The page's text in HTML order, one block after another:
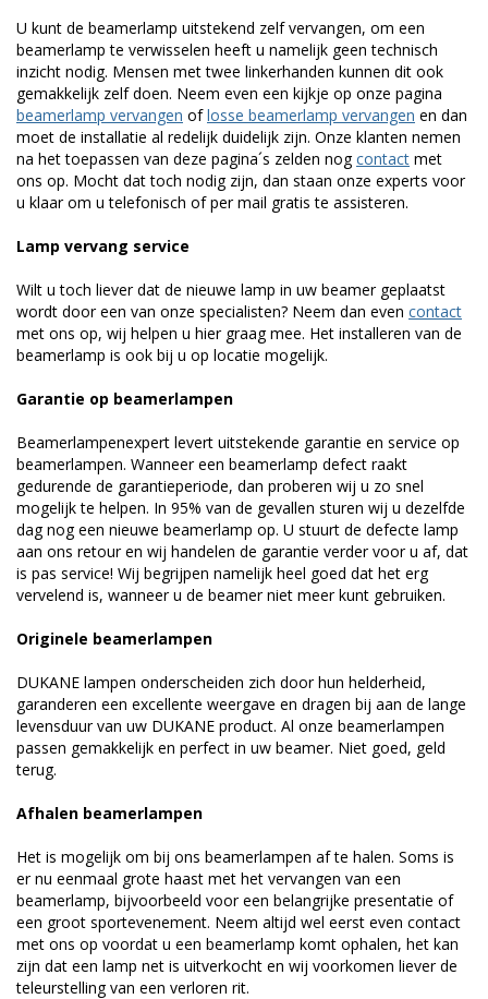
U kunt de beamerlamp uitstekend zelf vervangen, om een
beamerlamp te verwisselen heeft u namelijk geen technisch
inzicht nodig. Mensen met twee linkerhanden kunnen dit ook
gemakkelijk zelf doen. Neem even een kijkje op onze pagina
beamerlamp vervangen oflosse beamerlamp vervangen en dan
moet de installatie al redelijk duidelijk zijn. Onze klanten nemen
na het toepassen van deze pagina´s zelden nogcontact met
ons op. Mocht dat toch nodig zijn, dan staan onze experts voor
u klaar om u telefonisch of per mail gratis te assisteren.
Lamp vervang service
Wilt u toch liever dat de nieuwe lamp in uw beamer geplaatst
wordt door een van onze specialisten? Neem dan even contact
met ons op, wij helpen u hier graag mee. Het installeren van de
beamerlamp is ook bij u op locatie mogelijk.
Garantie op beamerlampen
Beamerlampenexpert levert uitstekende garantie en service op
beamerlampen. Wanneer een beamerlamp defect raakt
gedurende de garantieperiode, dan proberen wij u zo snel
mogelijk te helpen. In 95% van de gevallen sturen wij u dezelfde
dag nog een nieuwe beamerlamp op. U stuurt de defecte lamp
aan ons retour en wij handelen de garantie verder voor u af, dat
is pas service! Wij begrijpen namelijk heel goed dat het erg
vervelend is, wanneer u de beamer niet meer kunt gebruiken.
Originele beamerlampen
DUKANE lampen onderscheiden zich door hun helderheid,
garanderen een excellente weergave en dragen bij aan de lange
levensduur van uw DUKANE product. Al onze beamerlampen
passen gemakkelijk en perfect in uw beamer. Niet goed, geld
terug.
Afhalen beamerlampen
Het is mogelijk om bij ons beamerlampen af te halen. Soms is
er nu eenmaal grote haast met het vervangen van een
beamerlamp, bijvoorbeeld voor een belangrijke presentatie of
een groot sportevenement. Neem altijd wel eerst even contact
met ons op voordat u een beamerlamp komt ophalen, het kan
zijn dat een lamp net is uitverkocht en wij voorkomen liever de
teleurstelling van een verloren rit.